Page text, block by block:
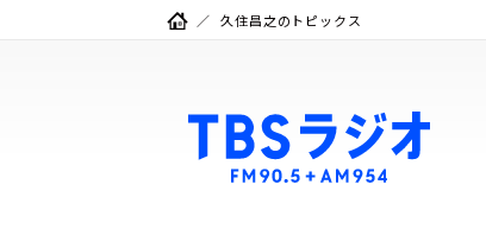
久住昌之のトピックス